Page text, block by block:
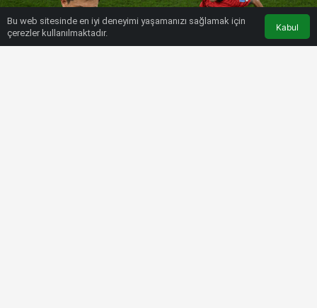
Bu web sitesinde en iyi deneyimi yaşamanızı sağlamak için
çerezler kullanılmaktadır.
Kabul